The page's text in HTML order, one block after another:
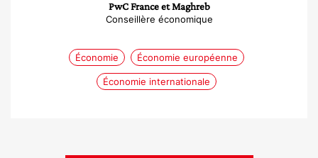
PwC France et Maghreb
Conseillère économique
Économie Économie européenne
Économie internationale